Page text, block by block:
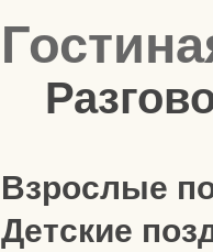
Взрослые
Детские